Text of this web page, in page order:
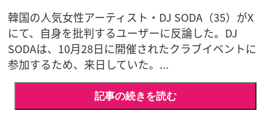
韓国の人気女性アーティスト・DJ SODA（35）がX
にて、自身を批判するユーザーに反論した。DJ
SODAは、10月28日に開催されたクラブイベントに
参加するため、来日していた。...
記事の続きを読む